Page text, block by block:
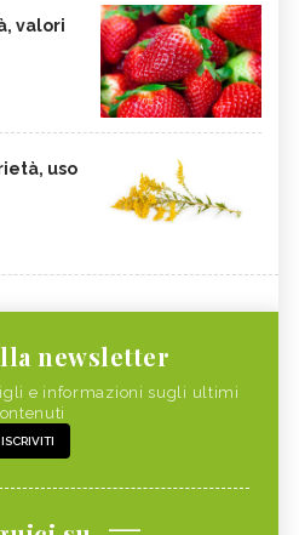
valori
uso
newsletter
e informazioni sugli ultimi
ISCRIVITI